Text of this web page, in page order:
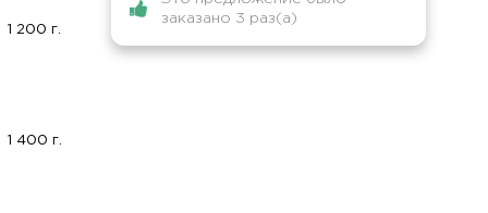
1 200 г.
1 400 г.
заказано 3 раз(а)